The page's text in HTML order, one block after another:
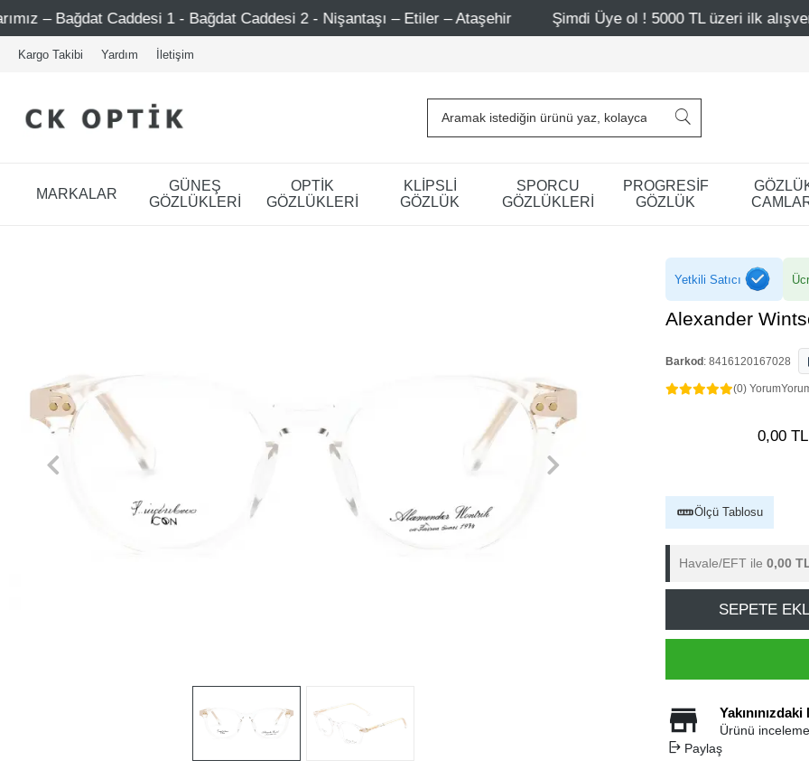
Caddesi 1 - Bağdat Caddesi 2 - Nişantaşı – Etiler – Ataşehir Şimdi Üye ol ! 5000 TL üzeri ilk alışverişinde 500
Kargo Takibi Yardım İletişim
MARKALAR
GÜNEŞ
GÖZLÜKLERİ
OPTİK
GÖZLÜKLERİ
KLİPSLİ
GÖZLÜK
SPORCU
GÖZLÜKLERİ
PROGRESİF
GÖZLÜK
Yetkili Satıcı
Alexander
Barkod : 8416120167028
(0) Yorum
0,00 TL
Ölçü Tablosu
Havale/EFT ile 0,00
SEPETE
Ürünü
Paylaş